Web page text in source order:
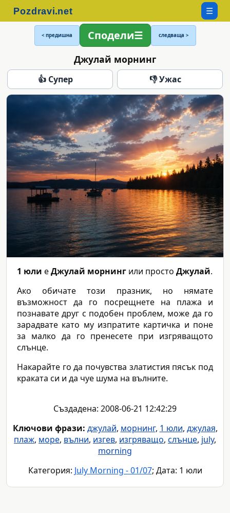
☰
< предишна Сподели следваща >
Джулай морнинг
👍 Супер 👎 Ужас
1 юли еДжулай морнинг или просто Джулай.
Ако обичате този празник, но нямате
възможност да го посрещнете на плажа и
познавате друг с подобен проблем, може да го
зарадвате като му изпратите картичка и поне
за малко да го пренесете при изгряващото
слънце.
Накарайте го да почувства златистия пясък под
краката си и да чуе шума на вълните.
Създадена: 2008-06-21 12:42:29
Ключови фрази: джулай, морнинг, 1 юли, джулая,
плаж, море, вълни, изгев, изгряващо, слънце, july,
morning
Категория: July Morning - 01/07; Дата: 1 юли